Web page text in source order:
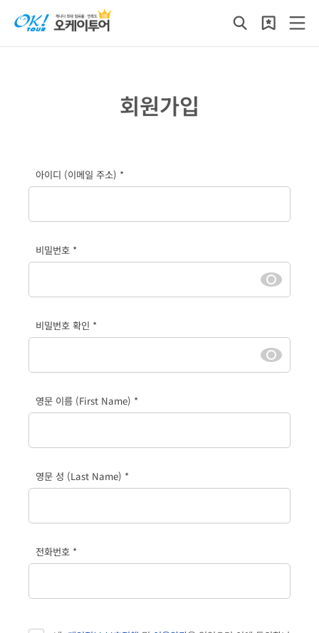
회원가입
아이디 (이메일 주소) *
비밀번호 *
비밀번호 확인 *
영문 이름 (First Name) *
영문 성 (Last Name) *
전화번호 *